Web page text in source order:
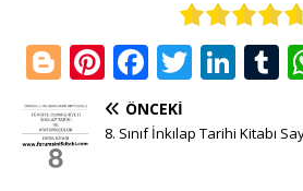
Bl
o
g
g
Pi
n
te
F
a
c
T
it
Li
k
T
ÖNCEKI
8. Sınıf İnkılap Tarihi Kitabı